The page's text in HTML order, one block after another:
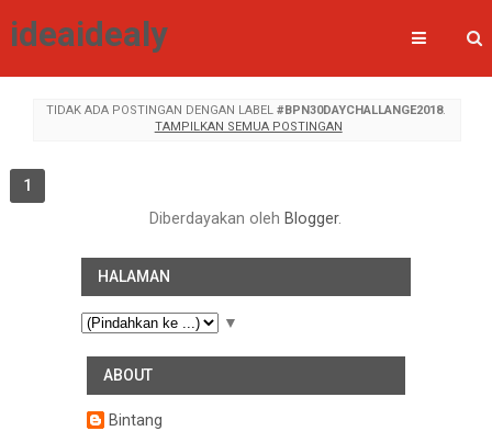
ideaidealy
TIDAK ADA POSTINGAN DENGAN LABEL #BPN30DAYCHALLANGE2018.
TAMPILKAN SEMUA POSTINGAN
1
Diberdayakan oleh Blogger.
HALAMAN
▼
ABOUT
Bintang